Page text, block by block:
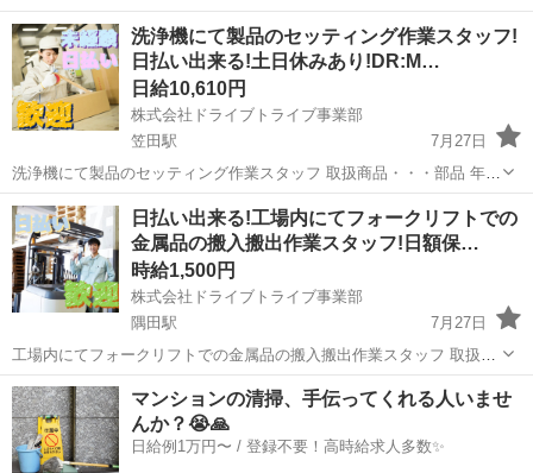
洗浄機にて製品のセッティング作業スタッフ!
日払い出来る!土日休みあり!DR:M…
日給10,610円
株式会社ドライブトライブ事業部
笠田駅
7月27日
洗浄機にて製品のセッティング作業スタッフ 取扱商品・・・部品 年齢
層 ・・・20～55くらいの方が活躍中 勤務時間・・・8:25～
17:15/16:25～1:15/0:25～9:15※2か月毎の交代制 ◆すぐに面接出...
和歌山 伊都郡 笠田駅 倉庫 スタッフ
日払い出来る!工場内にてフォークリフトでの
金属品の搬入搬出作業スタッフ!日額保…
時給1,500円
株式会社ドライブトライブ事業部
隅田駅
7月27日
工場内にてフォークリフトでの金属品の搬入搬出作業スタッフ 取扱商
品・・・金属品 作業比率・・・フォークリフト5割：作業5割 作業場
所・・・工場内 勤務時間・・・8:00～17:00 平均年齢・・・20～50く
らいま...
和歌山 橋本市 倉庫 スタッフ
マンションの清掃、手伝ってくれる人いませ
んか？😭🙏
日給例1万円〜 / 登録不要！高時給求人多数✨